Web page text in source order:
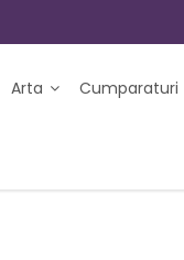
Arta Cumparaturi